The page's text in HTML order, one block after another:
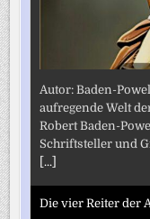
Autor: Baden-
aufregende Welt
Robert Baden-
Schriftsteller und
[...]
Die vier Reiter der